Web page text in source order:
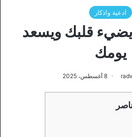
ادعية واذكار
قلبك ويسعد
يومك
8 أغسطس، 2025